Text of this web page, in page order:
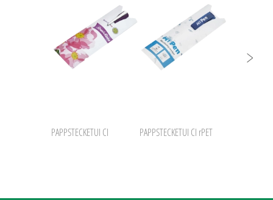
PAPPSTECKETUI CI PAPPSTECKETUI CI rPET